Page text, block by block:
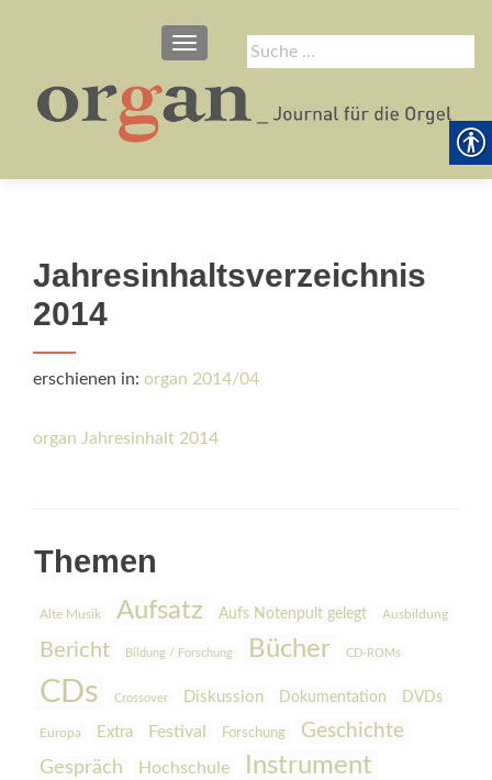
Suche
nach:
SCHALTE NAVIGATION
Jahresinhaltsverzeichnis
2014
erschienen in: organ 2014/04
organ Jahresinhalt 2014
Themen
Alte Musik Aufsatz Aufs Notenpult gelegt Ausbildung
Bericht Bildung / Forschung Bücher CD-ROMs
CDs Crossover Diskussion Dokumentation DVDs
Europa Extra Festival Forschung Geschichte
Gespräch Hochschule Instrument